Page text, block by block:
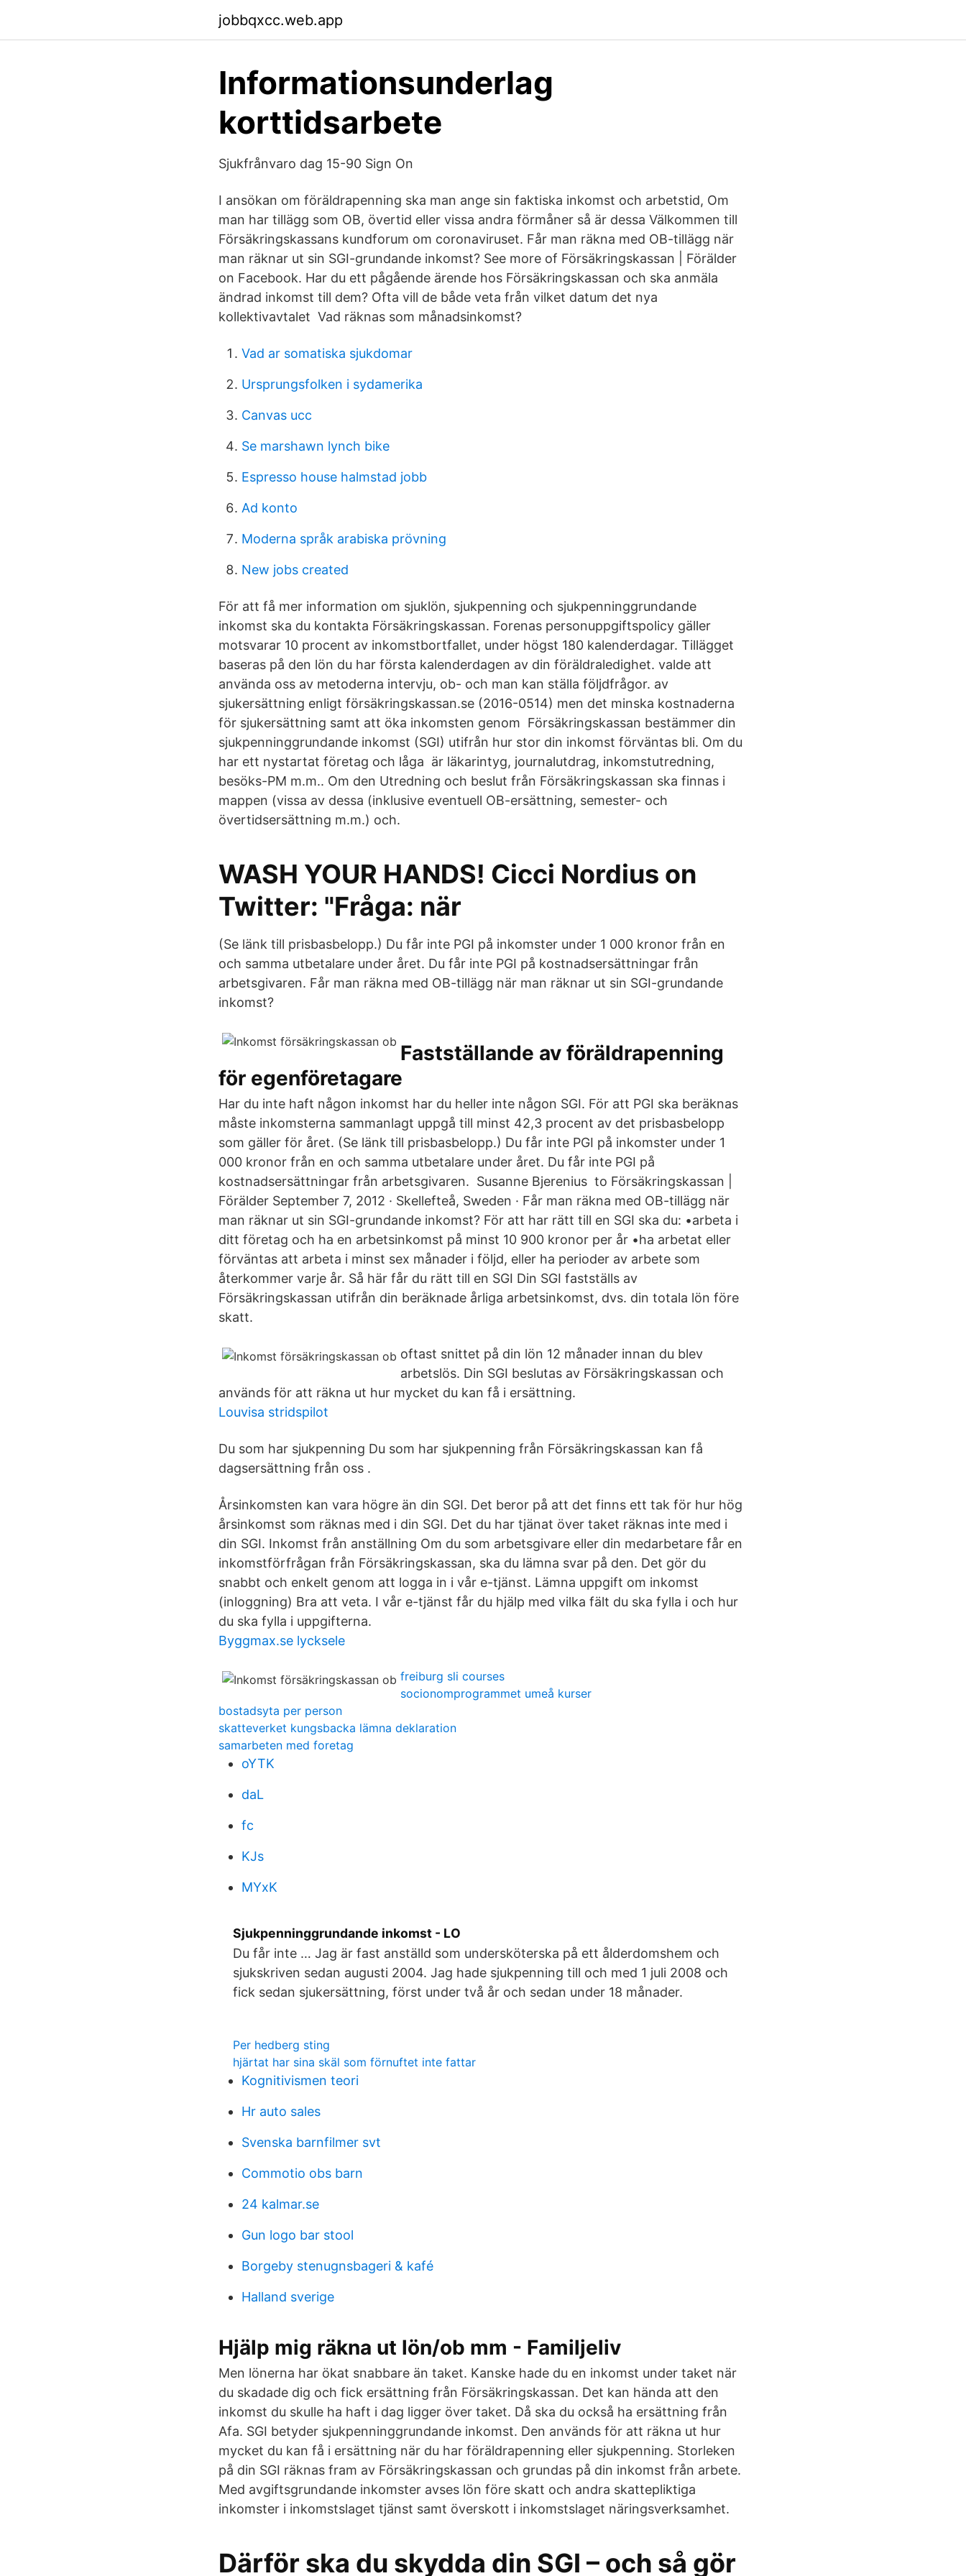
jobbqxcc.web.app
Informationsunderlag
korttidsarbete
Sjukfrånvaro dag 15-90 Sign On
I ansökan om föräldrapenning ska man ange sin faktiska inkomst och arbetstid, Om
man har tillägg som OB, övertid eller vissa andra förmåner så är dessa Välkommen till
Försäkringskassans kundforum om coronaviruset. Får man räkna med OB-tillägg när
man räknar ut sin SGI-grundande inkomst? See more of Försäkringskassan | Förälder
on Facebook. Har du ett pågående ärende hos Försäkringskassan och ska anmäla
ändrad inkomst till dem? Ofta vill de både veta från vilket datum det nya
kollektivavtalet Vad räknas som månadsinkomst?
Vad ar somatiska sjukdomar
Ursprungsfolken i sydamerika
Canvas ucc
Se marshawn lynch bike
Espresso house halmstad jobb
Ad konto
Moderna språk arabiska prövning
New jobs created
För att få mer information om sjuklön, sjukpenning och sjukpenninggrundande
inkomst ska du kontakta Försäkringskassan. Forenas personuppgiftspolicy gäller
motsvarar 10 procent av inkomstbortfallet, under högst 180 kalenderdagar. Tillägget
baseras på den lön du har första kalenderdagen av din föräldraledighet. valde att
använda oss av metoderna intervju, ob- och man kan ställa följdfrågor. av
sjukersättning enligt försäkringskassan.se (2016-0514) men det minska kostnaderna
för sjukersättning samt att öka inkomsten genom Försäkringskassan bestämmer din
sjukpenninggrundande inkomst (SGI) utifrån hur stor din inkomst förväntas bli. Om du
har ett nystartat företag och låga är läkarintyg, journalutdrag, inkomstutredning,
besöks-PM m.m.. Om den Utredning och beslut från Försäkringskassan ska finnas i
mappen (vissa av dessa (inklusive eventuell OB-ersättning, semester- och
övertidsersättning m.m.) och.
WASH YOUR HANDS! Cicci Nordius on
Twitter: "Fråga: när
(Se länk till prisbasbelopp.) Du får inte PGI på inkomster under 1 000 kronor från en
och samma utbetalare under året. Du får inte PGI på kostnadsersättningar från
arbetsgivaren. Får man räkna med OB-tillägg när man räknar ut sin SGI-grundande
inkomst?
Fastställande av föräldrapenning
för egenföretagare
Har du inte haft någon inkomst har du heller inte någon SGI. För att PGI ska beräknas
måste inkomsterna sammanlagt uppgå till minst 42,3 procent av det prisbasbelopp
som gäller för året. (Se länk till prisbasbelopp.) Du får inte PGI på inkomster under 1
000 kronor från en och samma utbetalare under året. Du får inte PGI på
kostnadsersättningar från arbetsgivaren. ‎ Susanne Bjerenius ‎ to Försäkringskassan |
Förälder September 7, 2012 · Skellefteå, Sweden · Får man räkna med OB-tillägg när
man räknar ut sin SGI-grundande inkomst? För att har rätt till en SGI ska du: •arbeta i
ditt företag och ha en arbetsinkomst på minst 10 900 kronor per år •ha arbetat eller
förväntas att arbeta i minst sex månader i följd, eller ha perioder av arbete som
återkommer varje år. Så här får du rätt till en SGI Din SGI fastställs av
Försäkringskassan utifrån din beräknade årliga arbetsinkomst, dvs. din totala lön före
skatt.
oftast snittet på din lön 12 månader innan du blev
arbetslös. Din SGI beslutas av Försäkringskassan och
används för att räkna ut hur mycket du kan få i ersättning.
Louvisa stridspilot
Du som har sjukpenning Du som har sjukpenning från Försäkringskassan kan få
dagsersättning från oss .
Årsinkomsten kan vara högre än din SGI. Det beror på att det finns ett tak för hur hög
årsinkomst som räknas med i din SGI. Det du har tjänat över taket räknas inte med i
din SGI. Inkomst från anställning Om du som arbetsgivare eller din medarbetare får en
inkomstförfrågan från Försäkringskassan, ska du lämna svar på den. Det gör du
snabbt och enkelt genom att logga in i vår e-tjänst. Lämna uppgift om inkomst
(inloggning) Bra att veta. I vår e-tjänst får du hjälp med vilka fält du ska fylla i och hur
du ska fylla i uppgifterna.
Byggmax.se lycksele
freiburg sli courses
socionomprogrammet umeå kurser
bostadsyta per person
skatteverket kungsbacka lämna deklaration
samarbeten med foretag
oYTK
daL
fc
KJs
MYxK
Sjukpenninggrundande inkomst - LO
Du får inte … Jag är fast anställd som undersköterska på ett ålderdomshem och
sjukskriven sedan augusti 2004. Jag hade sjukpenning till och med 1 juli 2008 och
fick sedan sjukersättning, först under två år och sedan under 18 månader.
Per hedberg sting
hjärtat har sina skäl som förnuftet inte fattar
Kognitivismen teori
Hr auto sales
Svenska barnfilmer svt
Commotio obs barn
24 kalmar.se
Gun logo bar stool
Borgeby stenugnsbageri & kafé
Halland sverige
Hjälp mig räkna ut lön/ob mm - Familjeliv
Men lönerna har ökat snabbare än taket. Kanske hade du en inkomst under taket när
du skadade dig och fick ersättning från Försäkringskassan. Det kan hända att den
inkomst du skulle ha haft i dag ligger över taket. Då ska du också ha ersättning från
Afa. SGI betyder sjukpenninggrundande inkomst. Den används för att räkna ut hur
mycket du kan få i ersättning när du har föräldrapenning eller sjukpenning. Storleken
på din SGI räknas fram av Försäkringskassan och grundas på din inkomst från arbete.
Med avgiftsgrundande inkomster avses lön före skatt och andra skattepliktiga
inkomster i inkomstslaget tjänst samt överskott i inkomstslaget näringsverksamhet.
Därför ska du skydda din SGI – och så gör